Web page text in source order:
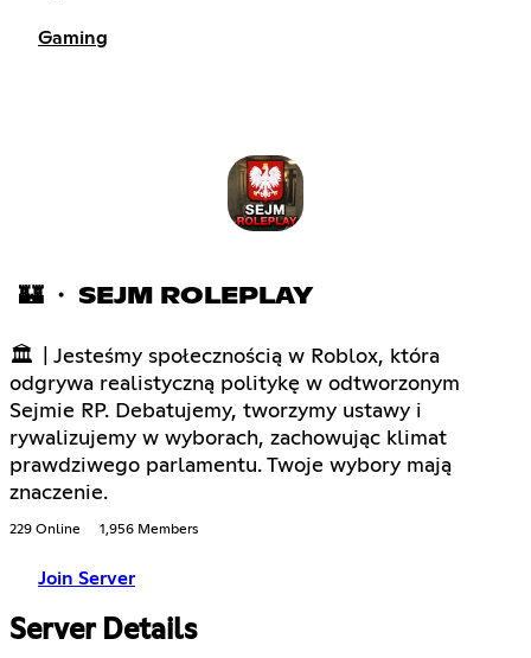
Gaming
🏰 ・ SEJM ROLEPLAY
🏛 | Jesteśmy społecznością w Roblox, która
odgrywa realistyczną politykę w odtworzonym
Sejmie RP. Debatujemy, tworzymy ustawy i
rywalizujemy w wyborach, zachowując klimat
prawdziwego parlamentu. Twoje wybory mają
znaczenie.
229 Online 1,956 Members
Join Server
Server Details